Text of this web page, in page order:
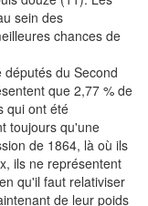
sein des
chances de
du Second
que 2,77 % de
qui ont été
toujours qu'une
de 1864, là où ils
ils ne représentent
qu'il faut relativiser
de leur poids